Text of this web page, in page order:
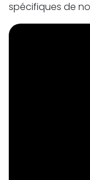
spécifiques de